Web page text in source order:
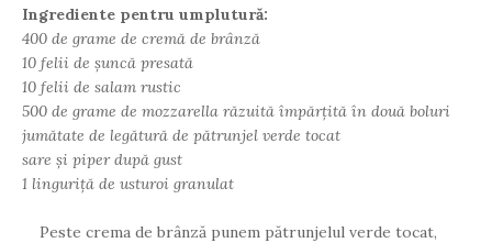
Ingrediente pentru umplutură:
400 de grame de cremă de brânză
10 felii de șuncă presată
10 felii de salam rustic
500 de grame de mozzarella răzuită împărțită în două boluri
jumătate de legătură de pătrunjel verde tocat
sare și piper după gust
1 linguriță de usturoi granulat
Peste crema de brânză punem pătrunjelul verde tocat,